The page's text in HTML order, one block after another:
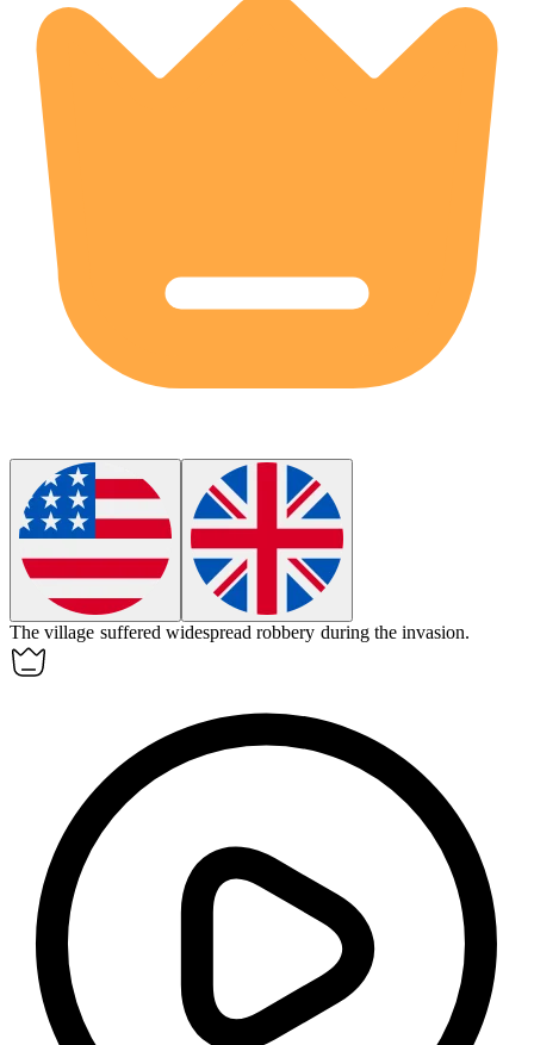
The village suffered widespreadrobbery during the invasion.